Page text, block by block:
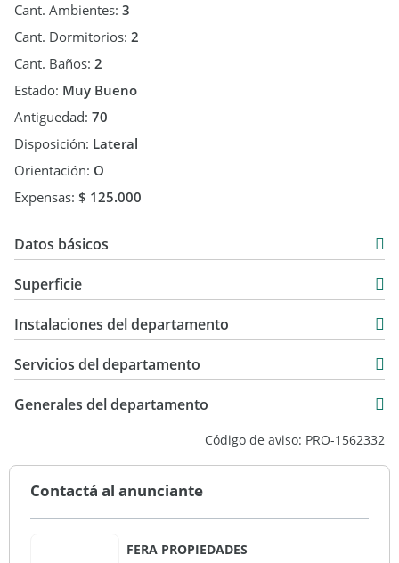
Cant. Ambientes: 3
Cant. Dormitorios: 2
Cant. Baños: 2
Estado: Muy Bueno
Antiguedad: 70
Disposición: Lateral
Orientación: O
Expensas: $ 125.000
Datos básicos
USD 80.000
Superficie
61 m2
Instalaciones del departamento
Servicios del departamento
Generales del departamento
Código de aviso: PRO-1562332
Contactá al anunciante
FERA PROPIEDADES